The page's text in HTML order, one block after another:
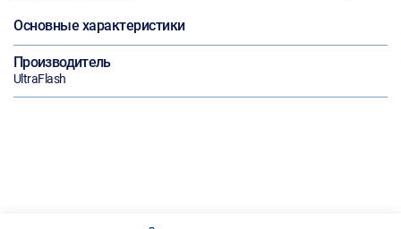
Основные характеристики
Производитель
UltraFlash